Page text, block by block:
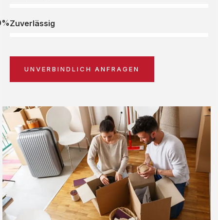
Zuverlässig
UNVERBINDLICH ANFRAGEN